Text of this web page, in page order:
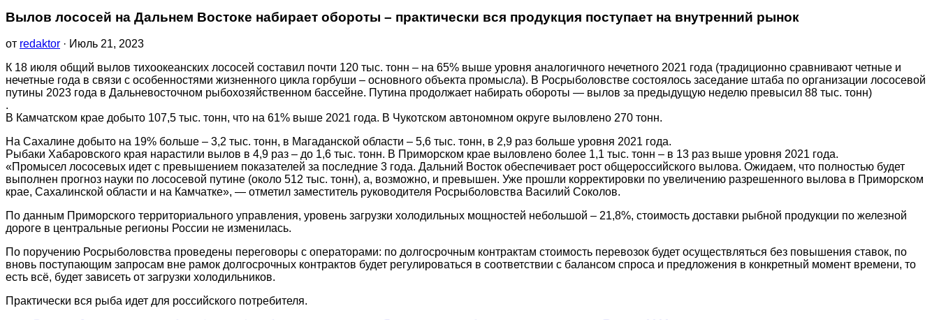
Вылов лососей на Дальнем Востоке набирает обороты – практически вся продукция поступает на внутренний рынок
от redaktor · Июль 21, 2023
К 18 июля общий вылов тихоокеанских лососей составил почти 120 тыс. тонн – на 65% выше уровня аналогичного нечетного 2021 года (традиционно сравнивают четные и
нечетные года в связи с особенностями жизненного цикла горбуши – основного объекта промысла). В Росрыболовстве состоялось заседание штаба по организации лососевой
путины 2023 года в Дальневосточном рыбохозяйственном бассейне. Путина продолжает набирать обороты — вылов за предыдущую неделю превысил 88 тыс. тонн)
.
В Камчатском крае добыто 107,5 тыс. тонн, что на 61% выше 2021 года. В Чукотском автономном округе выловлено 270 тонн.
На Сахалине добыто на 19% больше – 3,2 тыс. тонн, в Магаданской области – 5,6 тыс. тонн, в 2,9 раз больше уровня 2021 года.
Рыбаки Хабаровского края нарастили вылов в 4,9 раз – до 1,6 тыс. тонн. В Приморском крае выловлено более 1,1 тыс. тонн – в 13 раз выше уровня 2021 года.
«Промысел лососевых идет с превышением показателей за последние 3 года. Дальний Восток обеспечивает рост общероссийского вылова. Ожидаем, что полностью будет
выполнен прогноз науки по лососевой путине (около 512 тыс. тонн), а, возможно, и превышен. Уже прошли корректировки по увеличению разрешенного вылова в Приморском
крае, Сахалинской области и на Камчатке», — отметил заместитель руководителя Росрыболовства Василий Соколов.
По данным Приморского территориального управления, уровень загрузки холодильных мощностей небольшой – 21,8%, стоимость доставки рыбной продукции по железной
дороге в центральные регионы России не изменилась.
По поручению Росрыболовства проведены переговоры с операторами: по долгосрочным контрактам стоимость перевозок будет осуществляться без повышения ставок, по
вновь поступающим запросам вне рамок долгосрочных контрактов будет регулироваться в соответствии с балансом спроса и предложения в конкретный момент времени, то
есть всё, будет зависеть от загрузки холодильников.
Практически вся рыба идет для российского потребителя.